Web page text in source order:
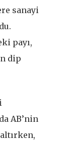
sanayi
payı,
dip
AB’nin